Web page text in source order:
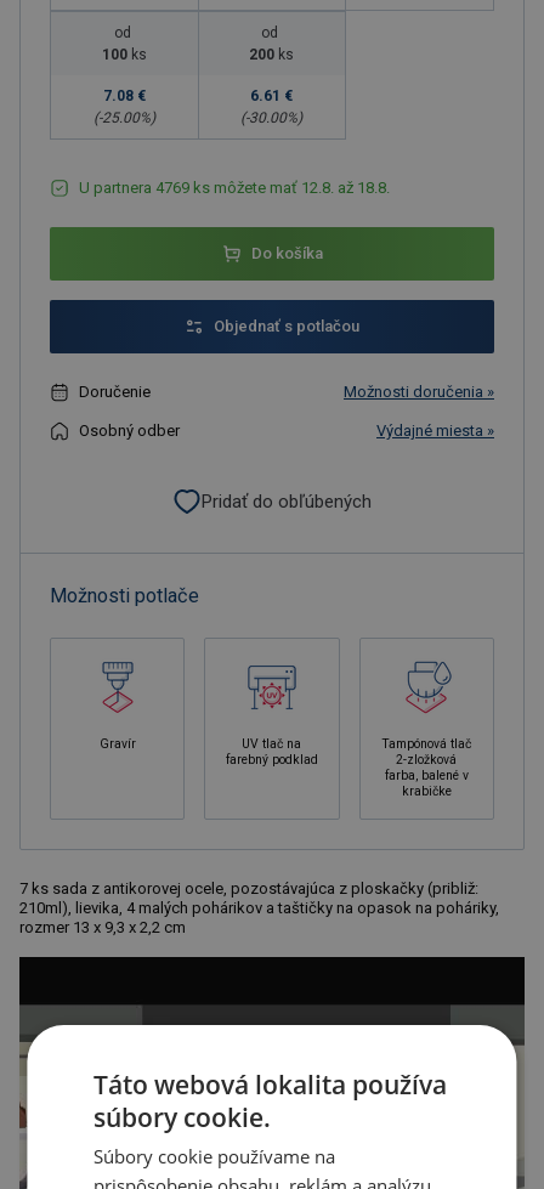
od
100 ks
7.08 €
(-25.00%)
od
200 ks
6.61 €
(-30.00%)
U partnera 4769 ks môžete mať 12.8. až 18.8.
Do košíka
Objednať s potlačou
Doručenie Možnosti doručenia »
Osobný odber Výdajné miesta »
Pridať do obľúbených
Možnosti potlače
Gravír
UV tlač na
farebný podklad
Tampónová tlač
2-zložková
farba, balené v
krabičke
7 ks sada z antikorovej ocele, pozostávajúca z ploskačky (približ:
210ml), lievika, 4 malých pohárikov a taštičky na opasok na poháriky,
rozmer 13 x 9,3 x 2,2 cm
Táto webová lokalita používa
súbory cookie.
Súbory cookie používame na